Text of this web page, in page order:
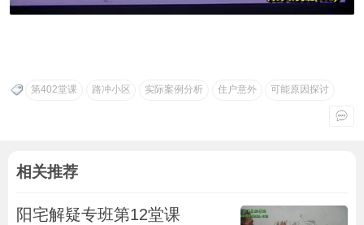
第402堂课 路冲小区 实际案例分析 住户意外 可能原因探讨
相关推荐
阳宅解疑专班第12堂课